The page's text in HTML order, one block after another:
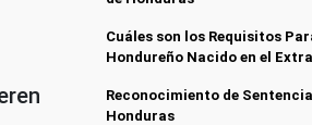
Cuáles son los Requisitos
Hondureño Nacido en el
Reconocimiento de
Honduras